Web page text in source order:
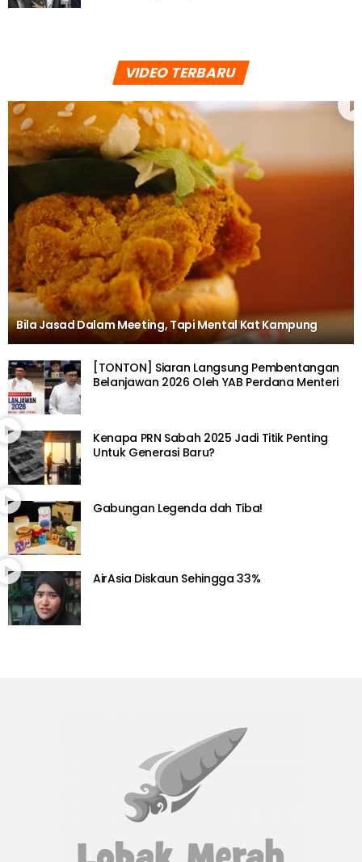
VIDEO TERBARU
Bila Jasad Dalam Meeting, Tapi Mental Kat Kampung
[TONTON] Siaran Langsung Pembentangan
Belanjawan 2026 Oleh YAB Perdana Menteri
Kenapa PRN Sabah 2025 Jadi Titik Penting
Untuk Generasi Baru?
Gabungan Legenda dah Tiba!
AirAsia Diskaun Sehingga 33%